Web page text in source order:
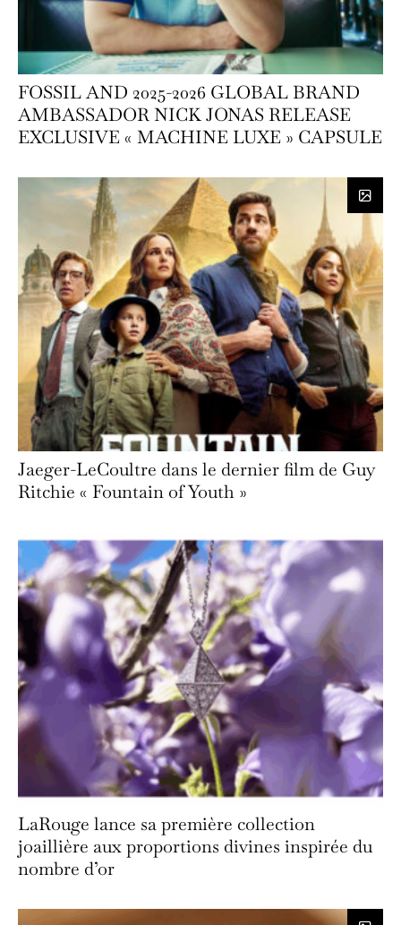
FOSSIL AND 2025-2026 GLOBAL BRAND
AMBASSADOR NICK JONAS RELEASE
EXCLUSIVE « MACHINE LUXE » CAPSULE
Jaeger-LeCoultre dans le dernier film de Guy
Ritchie « Fountain of Youth »
LaRouge lance sa première collection
joaillière aux proportions divines inspirée du
nombre d’or